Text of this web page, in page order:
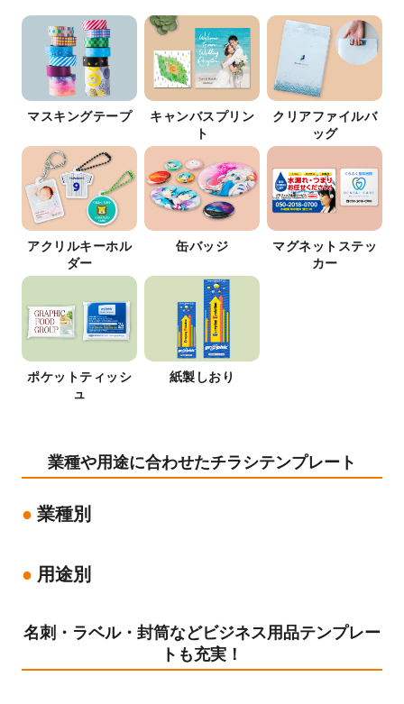
マスキングテープ
キャンバスプリン
ト
クリアファイルバ
ッグ
アクリルキーホル
ダー
缶バッジ
マグネットステッ
カー
ポケットティッシ
ュ
紙製しおり
業種や用途に合わせたチラシテンプレート
業種別
用途別
名刺・ラベル・封筒などビジネス用品テンプレー
トも充実！